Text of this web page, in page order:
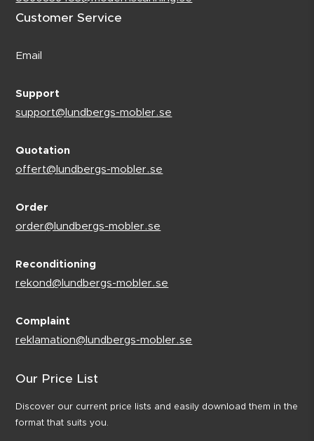
Customer Service
Email
Support
support@lundbergs-mobler.se
Quotation
offert@lundbergs-mobler.se
Order
order@lundbergs-mobler.se
Reconditioning
rekond@lundbergs-mobler.se
Complaint
reklamation@lundbergs-mobler.se
Our Price List
Discover our current price lists and easily download them in the
format that suits you.